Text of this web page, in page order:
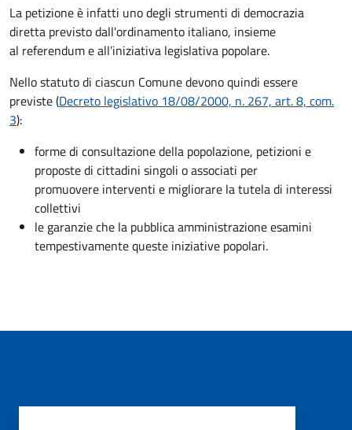
La petizione è infatti uno degli strumenti di democrazia
diretta previsto dall'ordinamento italiano, insieme
al referendum e all’iniziativa legislativa popolare.
Nello statuto di ciascun Comune devono quindi essere
previste (Decreto legislativo 18/08/2000, n. 267, art. 8, com.
3):
forme di consultazione della popolazione, petizioni e
proposte di cittadini singoli o associati per
promuovere interventi e migliorare la tutela di interessi
collettivi
le garanzie che la pubblica amministrazione esamini
tempestivamente queste iniziative popolari.